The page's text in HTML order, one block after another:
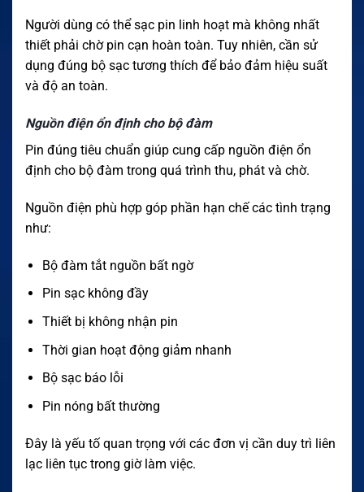
Người dùng có thể sạc pin linh hoạt mà không nhất
thiết phải chờ pin cạn hoàn toàn. Tuy nhiên, cần sử
dụng đúng bộ sạc tương thích để bảo đảm hiệu suất
và độ an toàn.
Nguồn điện ổn định cho bộ đàm
Pin đúng tiêu chuẩn giúp cung cấp nguồn điện ổn
định cho bộ đàm trong quá trình thu, phát và chờ.
Nguồn điện phù hợp góp phần hạn chế các tình trạng
như:
Bộ đàm tắt nguồn bất ngờ
Pin sạc không đầy
Thiết bị không nhận pin
Thời gian hoạt động giảm nhanh
Bộ sạc báo lỗi
Pin nóng bất thường
Đây là yếu tố quan trọng với các đơn vị cần duy trì liên
lạc liên tục trong giờ làm việc.